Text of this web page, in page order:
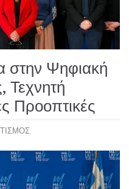
στην Ψηφιακή
Τεχνητή
Προοπτικές